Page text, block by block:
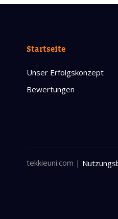
Startseite
Unser Erfolgskonzept
Bewertungen
tekkieuni.com |